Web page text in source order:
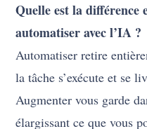
Quelle est la différence
automatiser avec l’IA ?
Automatiser retire
la tâche s’exécute et se
Augmenter vous garde
élargissant ce que vous